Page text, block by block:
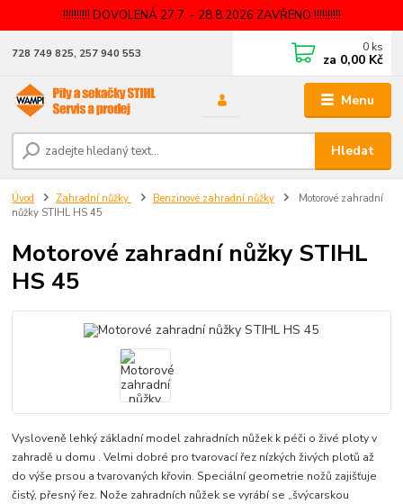
!!!!!!!!!! DOVOLENÁ 27.7. - 28.8.2026 ZAVŘENO !!!!!!!!!!
Menu
Hledat
728 749 825, 257 940 553 0 ks
za 0,00 Kč
Úvod Zahradní nůžky Benzinové zahradní nůžky
Motorové zahradní
nůžky STIHL HS 45
Motorové zahradní nůžky STIHL
HS 45
Vysloveně lehký základní model zahradních nůžek k péči o živé ploty v
zahradě u domu . Velmi dobré pro tvarovací řez nízkých živých plotů až
do výše prsou a tvarovaných křovin. Speciální geometrie nožů zajišťuje
čistý, přesný řez. Nože zahradních nůžek se vyrábí se „švýcarskou